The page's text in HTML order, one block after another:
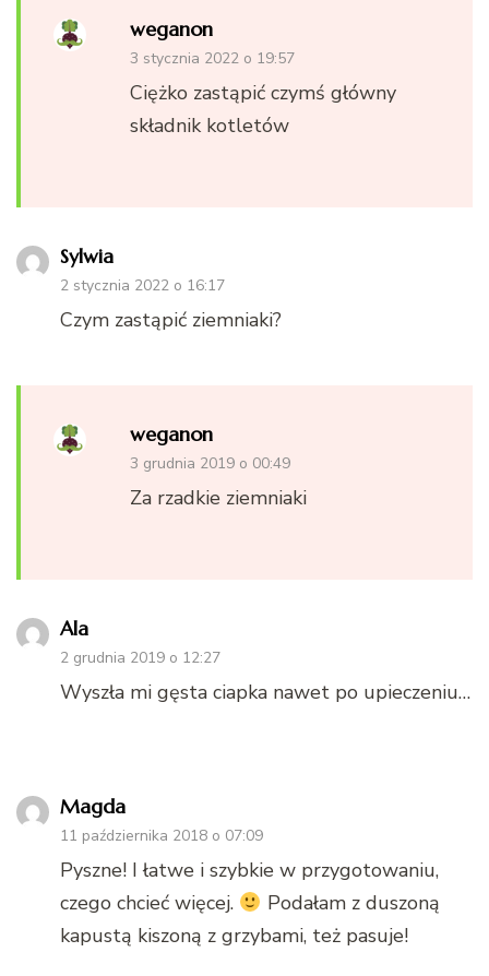
weganon
3 stycznia 2022 o 19:57
Ciężko zastąpić czymś główny
składnik kotletów
Sylwia
2 stycznia 2022 o 16:17
Czym zastąpić ziemniaki?
weganon
3 grudnia 2019 o 00:49
Za rzadkie ziemniaki
Ala
2 grudnia 2019 o 12:27
Wyszła mi gęsta ciapka nawet po upieczeniu…
Magda
11 października 2018 o 07:09
Pyszne! I łatwe i szybkie w przygotowaniu,
czego chcieć więcej.
Podałam z duszoną
kapustą kiszoną z grzybami, też pasuje!